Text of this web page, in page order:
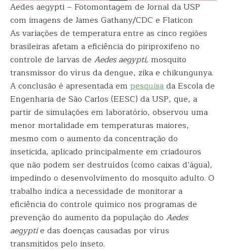
Aedes aegypti – Fotomontagem de Jornal da USP
com imagens de James Gathany/CDC e Flaticon
As variações de temperatura entre as cinco regiões
brasileiras afetam a eficiência do piriproxifeno no
controle de larvas de Aedes aegypti, mosquito
transmissor do vírus da dengue, zika e chikungunya.
A conclusão é apresentada em pesquisada Escola de
Engenharia de São Carlos (EESC) da USP, que, a
partir de simulações em laboratório, observou uma
menor mortalidade em temperaturas maiores,
mesmo com o aumento da concentração do
inseticida, aplicado principalmente em criadouros
que não podem ser destruídos (como caixas d’água),
impedindo o desenvolvimento do mosquito adulto. O
trabalho indica a necessidade de monitorar a
eficiência do controle químico nos programas de
prevenção do aumento da população do Aedes
aegyptie das doenças causadas por vírus
transmitidos pelo inseto.